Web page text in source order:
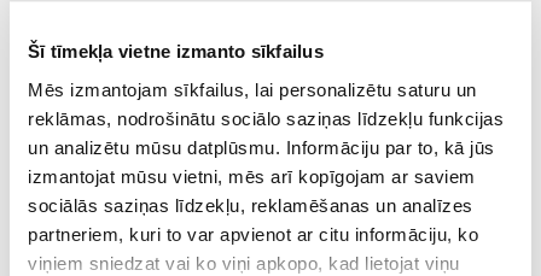
Šī tīmekļa vietne izmanto sīkfailus
Mēs izmantojam sīkfailus, lai personalizētu saturu un
reklāmas, nodrošinātu sociālo saziņas līdzekļu funkcijas
un analizētu mūsu datplūsmu. Informāciju par to, kā jūs
izmantojat mūsu vietni, mēs arī kopīgojam ar saviem
sociālās saziņas līdzekļu, reklamēšanas un analīzes
partneriem, kuri to var apvienot ar citu informāciju, ko
viņiem sniedzat vai ko viņi apkopo, kad lietojat viņu
Uzdot jautājumu
Nosūtīt saiti uz produktu
Drukāt
pasūtījums 06-S63014-FG-38-60